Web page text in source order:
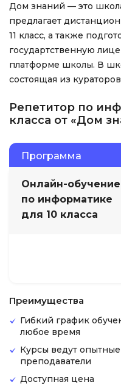
Дом знаний — это
предлагает
11 класс, а также
государтственную
платформе школы. В
состоящая из
Репетитор по
класса от «Дом
Программа
Онлайн-обучение
по информатике
для 10 класса
Преимущества
Гибкий график
любое время
Курсы ведут
преподаватели
Доступная цена